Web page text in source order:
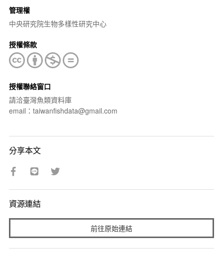
管理權
中央研究院生物多樣性研究中心
授權條款
授權聯絡窗口
請洽臺灣魚類資料庫
email：taiwanfishdata@gmail.com
分享本文
資源連結
前往原始連結